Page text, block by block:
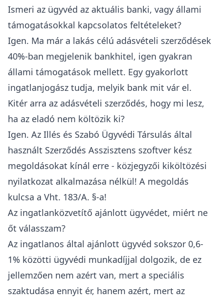
Ismeri az ügyvéd az aktuális banki, vagy állami
támogatásokkal kapcsolatos feltételeket?
Igen. Ma már a lakás célú adásvételi szerződések
40%-ban megjelenik bankhitel, igen gyakran
állami támogatások mellett. Egy gyakorlott
ingatlanjogász tudja, melyik bank mit vár el.
Kitér arra az adásvételi szerződés, hogy mi lesz,
ha az eladó nem költözik ki?
Igen. Az Illés és Szabó Ügyvédi Társulás által
használt Szerződés Asszisztens szoftver kész
megoldásokat kínál erre - közjegyzői kiköltözési
nyilatkozat alkalmazása nélkül! A megoldás
kulcsa a Vht. 183/A. §-a!
Az ingatlanközvetítő ajánlott ügyvédet, miért ne
őt válasszam?
Az ingatlanos által ajánlott ügyvéd sokszor 0,6-
1% közötti ügyvédi munkadíjjal dolgozik, de ez
jellemzően nem azért van, mert a speciális
szaktudása ennyit ér, hanem azért, mert az